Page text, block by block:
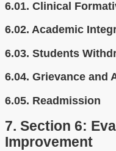
6.01. Clinical
6.02. Academic
6.03. Students
6.04. Grievance and
6.05. Readmission
7. Section 6:
Improvement